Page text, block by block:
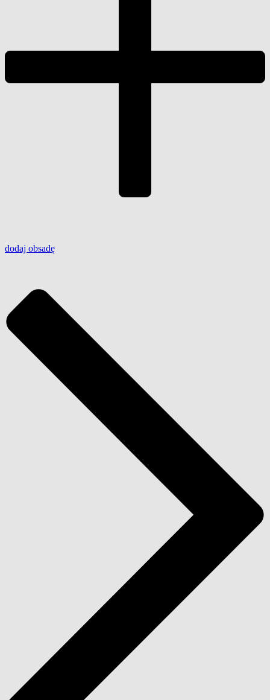
dodaj obsadę